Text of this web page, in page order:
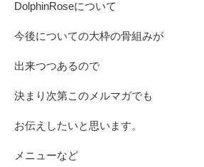
DolphinRoseについて
今後についての大枠の骨組みが
出来つつあるので
決まり次第このメルマガでも
お伝えしたいと思います。
メニューなど